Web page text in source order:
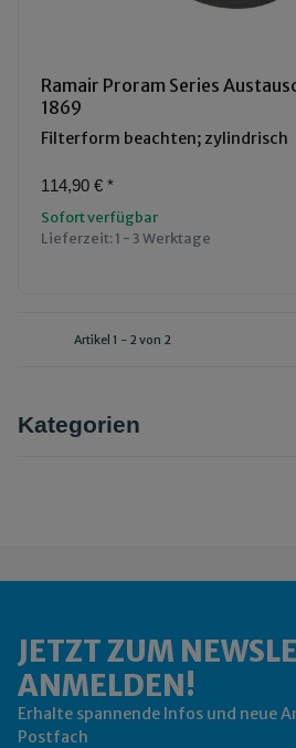
Ramair Proram Series
1869
Filterform beachten; zylindrisch
114,90 € *
Sofort verfügbar
Lieferzeit:1 - 3 Werktage
Artikel 1 - 2 von 2
Kategorien
JETZT ZUM
ANMELDEN!
Erhalte spannende Infos und neue
Postfach